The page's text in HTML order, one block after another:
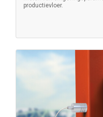
PosiTector
Handige harde koffer
productievloer.